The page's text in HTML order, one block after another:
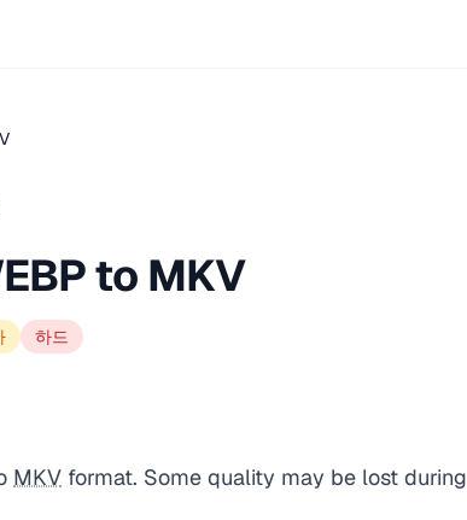
to MKV
하드
MKV format. Some quality may be lost during